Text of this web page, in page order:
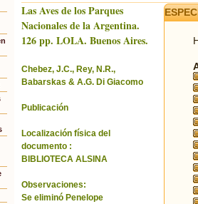
Las Aves de los Parques
Nacionales de la Argentina.
126 pp. LOLA. Buenos Aires.
Chebez, J.C., Rey, N.R.,
Babarskas & A.G. Di Giacomo
Publicación
Localización física del
documento :
BIBLIOTECA ALSINA
Observaciones:
Se eliminó Penelope